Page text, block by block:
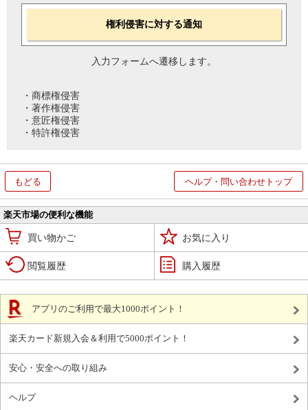
権利侵害に対する通知
入力フォームへ遷移します。
・商標権侵害
・著作権侵害
・意匠権侵害
・特許権侵害
もどる ヘルプ・問い合わせトップ
楽天市場の便利な機能
買い物かご お気に入り
閲覧履歴 購入履歴
アプリのご利用で最大1000ポイント！
楽天カード新規入会＆利用で5000ポイント！
安心・安全への取り組み
ヘルプ